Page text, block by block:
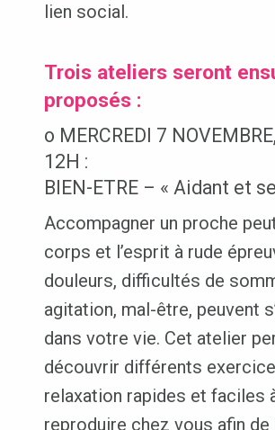
lien social.
Trois ateliers seront
proposés :
o MERCREDI 7
12H :
BIEN-ETRE – « Aidant et
Accompagner un proche
corps et l’esprit à rude
douleurs, difficultés de
agitation, mal-être, peuvent
dans votre vie. Cet atelier
découvrir différents
relaxation rapides et faciles
reproduire chez vous afin